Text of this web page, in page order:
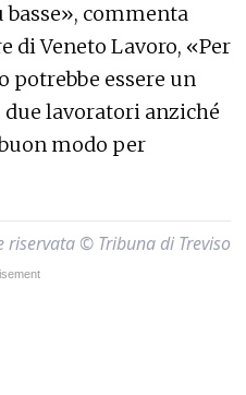
commenta
di Veneto Lavoro, «Per
essere un
lavoratori anziché
modo per
riservata © Tribuna di Treviso